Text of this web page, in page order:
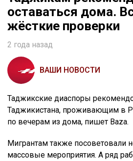
оставаться дома.
жёсткие проверки
2 года назад
ВАШИ НОВОСТИ
Таджикские диаспоры
Таджикистана, проживающим в
по вечерам из дома, пишет Baza.
Мигрантам также посоветовали
массовые мероприятия. А ряд